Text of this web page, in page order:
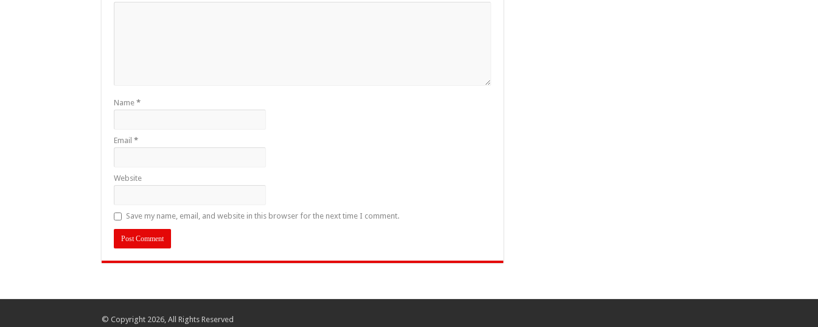
Name *
Email *
Website
Save my name, email, and website in this browser for the next time I comment.
© Copyright 2026, All Rights Reserved